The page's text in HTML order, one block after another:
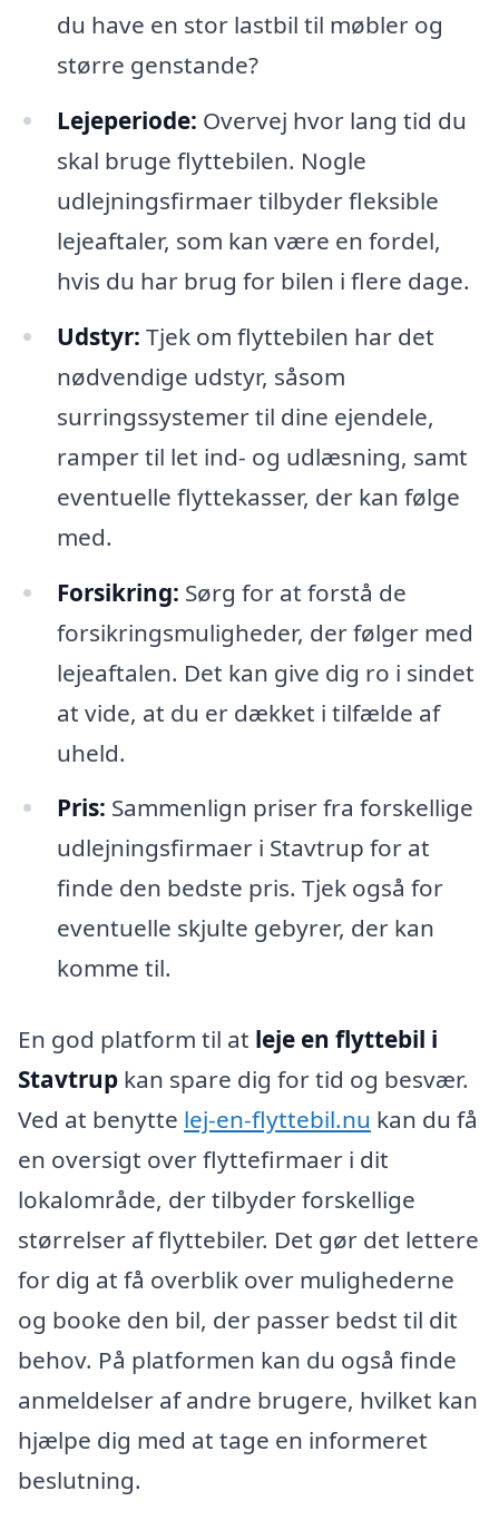
du have en stor lastbil til møbler og
større genstande?
Lejeperiode: Overvej hvor lang tid du
skal bruge flyttebilen. Nogle
udlejningsfirmaer tilbyder fleksible
lejeaftaler, som kan være en fordel,
hvis du har brug for bilen i flere dage.
Udstyr: Tjek om flyttebilen har det
nødvendige udstyr, såsom
surringssystemer til dine ejendele,
ramper til let ind- og udlæsning, samt
eventuelle flyttekasser, der kan følge
med.
Forsikring: Sørg for at forstå de
forsikringsmuligheder, der følger med
lejeaftalen. Det kan give dig ro i sindet
at vide, at du er dækket i tilfælde af
uheld.
Pris: Sammenlign priser fra forskellige
udlejningsfirmaer i Stavtrup for at
finde den bedste pris. Tjek også for
eventuelle skjulte gebyrer, der kan
komme til.
En god platform til at leje en flyttebil i
Stavtrup kan spare dig for tid og besvær.
Ved at benytte lej-en-flyttebil.nu kan du få
en oversigt over flyttefirmaer i dit
lokalområde, der tilbyder forskellige
størrelser af flyttebiler. Det gør det lettere
for dig at få overblik over mulighederne
og booke den bil, der passer bedst til dit
behov. På platformen kan du også finde
anmeldelser af andre brugere, hvilket kan
hjælpe dig med at tage en informeret
beslutning.